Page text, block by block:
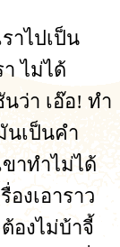
าไปเป็น
า ไม่ได้
ว่า เอ๊อ! ทำ
นเป็นคำ
าทำไม่ได้
องเอาราว
ต้องไม่บ้าจี้